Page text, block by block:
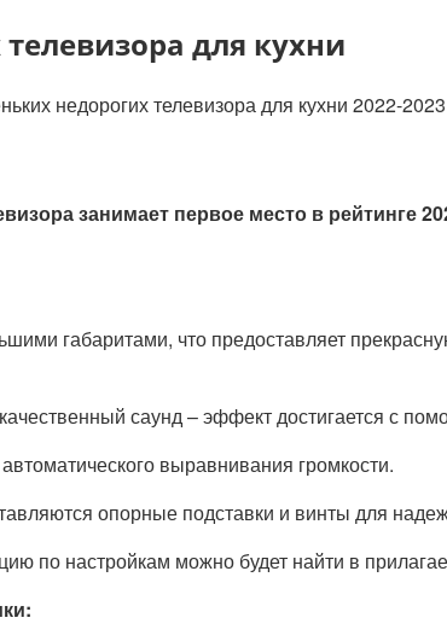
для кухни
недорогих телевизора для кухни 2022-
занимает первое место в рейтинге
габаритами, что предоставляет
саунд – эффект достигается с
выравнивания громкости.
опорные подставки и винты для
по настройкам можно будет найти в